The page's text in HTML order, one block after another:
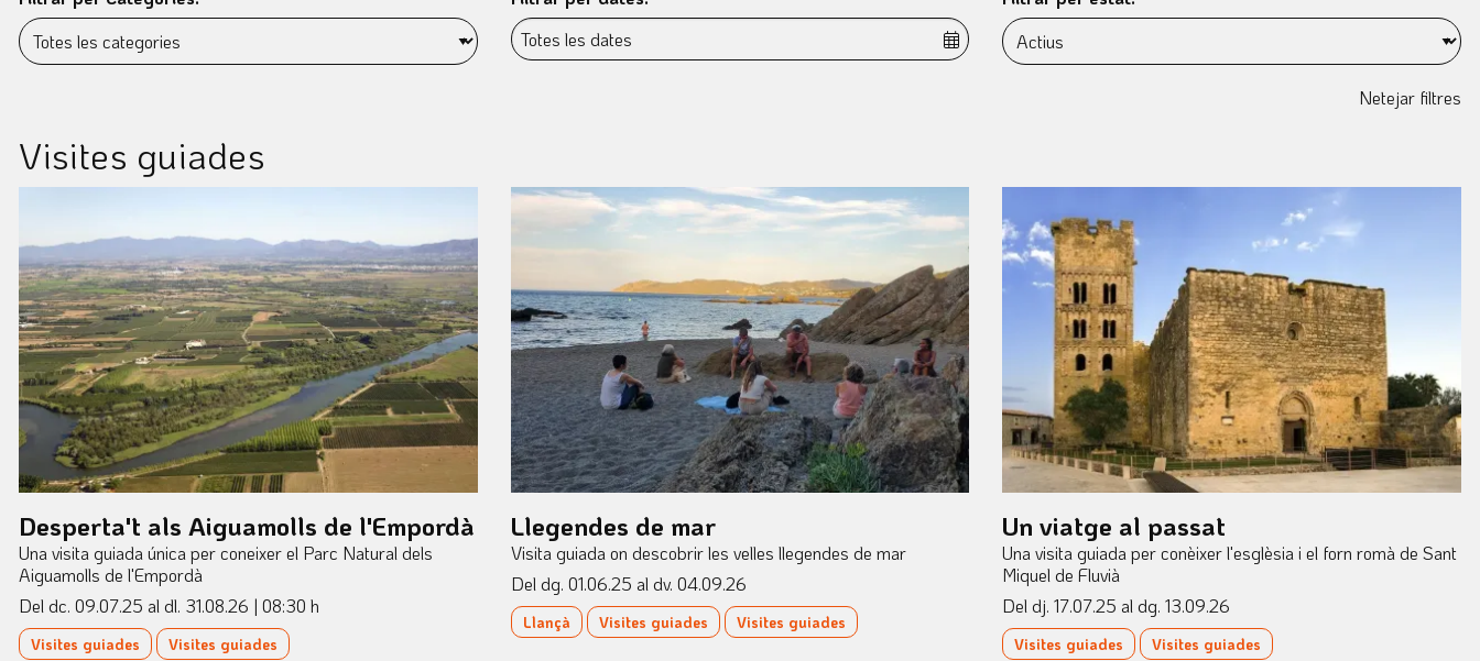
Netejar filtres
Visites guiades
Desperta't als Aiguamolls de l'Empordà
Una visita guiada única per coneixer el Parc Natural dels
Aiguamolls de l'Empordà
Del dc. 09.07.25 al dl. 31.08.26 | 08:30 h
Visites guiades Visites guiades
Llegendes de mar
Visita guiada on descobrir les velles llegendes de mar
Del dg. 01.06.25 al dv. 04.09.26
Llançà Visites guiades Visites guiades
Un viatge al passat
Una visita guiada per conèixer l'esglèsia i el forn romà de Sant
Miquel de Fluvià
Del dj. 17.07.25 al dg. 13.09.26
Visites guiades Visites guiades